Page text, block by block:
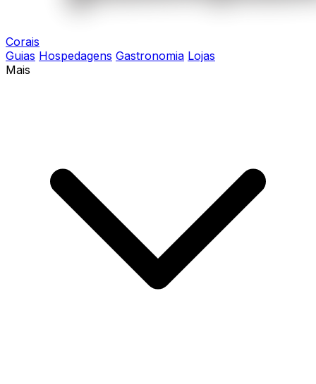
Corais
Guias Hospedagens Gastronomia Lojas
Mais